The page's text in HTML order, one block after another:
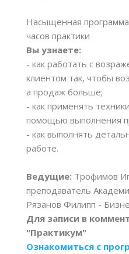
Насыщенная
часов практики
Вы узнаете:
- как работать с
клиентом так, чтобы
а продаж больше;
- как применять
помощью выполнения
- как выполнять
работе.
Ведущие: Трофимов
преподаватель
Рязанов Филипп -
Для записи в
"Практикум"
Ознакомиться с